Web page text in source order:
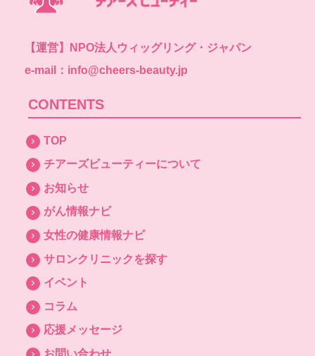
【運営】
NPO法人ウィッグリング・ジャパン
e-mail：info@cheers-beauty.jp
CONTENTS
TOP
チアーズビューティーについて
お知らせ
がん情報ナビ
女性の健康情報ナビ
サロンクリニックを探す
イベント
コラム
応援メッセージ
お問い合わせ